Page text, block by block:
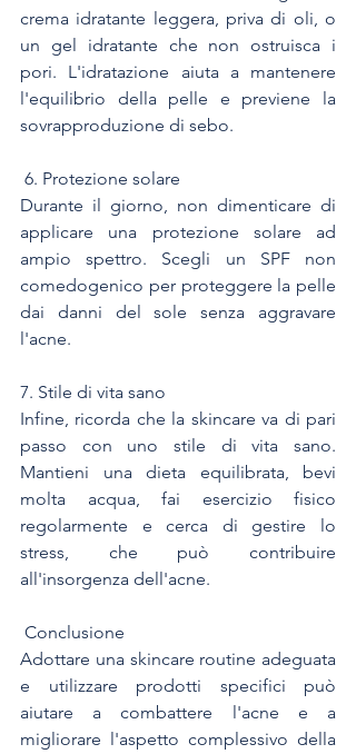
crema idratante leggera, priva di oli, o
un gel idratante che non ostruisca i
pori. L'idratazione aiuta a mantenere
l'equilibrio della pelle e previene la
sovrapproduzione di sebo.
6. Protezione solare
Durante il giorno, non dimenticare di
applicare una protezione solare ad
ampio spettro. Scegli un SPF non
comedogenico per proteggere la pelle
dai danni del sole senza aggravare
l'acne.
7. Stile di vita sano
Infine, ricorda che la skincare va di pari
passo con uno stile di vita sano.
Mantieni una dieta equilibrata, bevi
molta acqua, fai esercizio fisico
regolarmente e cerca di gestire lo
stress, che può contribuire
all'insorgenza dell'acne.
Conclusione
Adottare una skincare routine adeguata
e utilizzare prodotti specifici può
aiutare a combattere l'acne e a
migliorare l'aspetto complessivo della